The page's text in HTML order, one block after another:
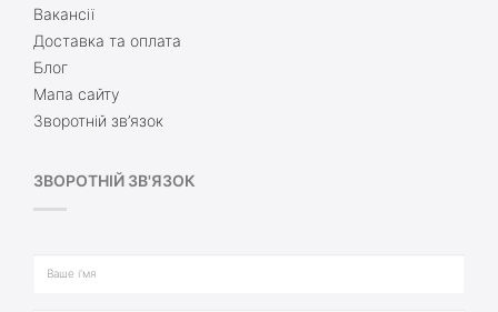
Вакансії
Доставка та оплата
Блог
Мапа сайту
Зворотній зв’язок
ЗВОРОТНІЙ ЗВ'ЯЗОК